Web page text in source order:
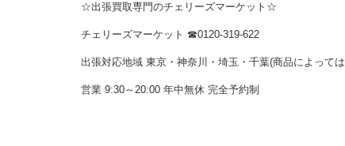
☆出張買取専門のチェリーズマーケット☆
チェリーズマーケット ☎︎0120-319-622
出張対応地域 東京・神奈川・埼玉・千葉(商品によって
営業 9:30～20:00 年中無休 完全予約制